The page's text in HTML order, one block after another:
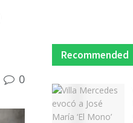
0
Recommended